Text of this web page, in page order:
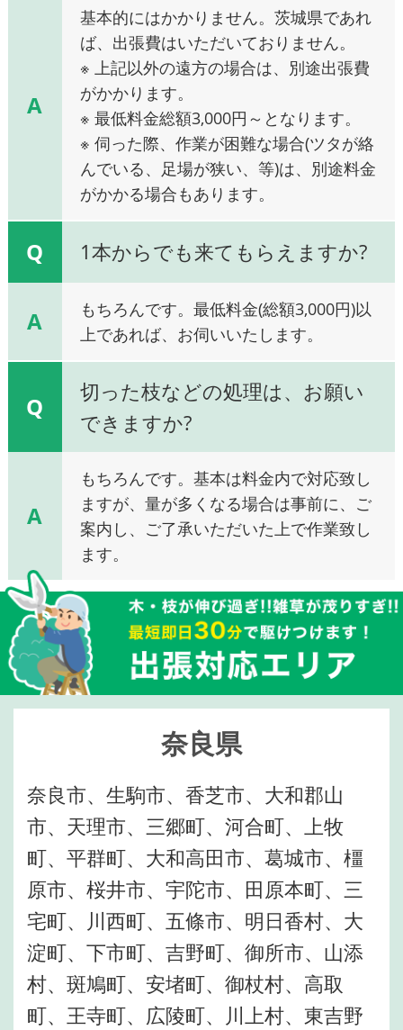
A
基本的にはかかりません。茨城県であれ
ば、出張費はいただいておりません。
※ 上記以外の遠方の場合は、別途出張費
がかかります。
※ 最低料金総額3,000円～となります。
※ 伺った際、作業が困難な場合(ツタが絡
んでいる、足場が狭い、等)は、別途料金
がかかる場合もあります。
Q 1本からでも来てもらえますか?
A
もちろんです。最低料金(総額3,000円)以
上であれば、お伺いいたします。
Q
切った枝などの処理は、お願い
できますか?
A
もちろんです。基本は料金内で対応致し
ますが、量が多くなる場合は事前に、ご
案内し、ご了承いただいた上で作業致し
ます。
奈良県
奈良市、生駒市、香芝市、大和郡山
市、天理市、三郷町、河合町、上牧
町、平群町、大和高田市、葛城市、橿
原市、桜井市、宇陀市、田原本町、三
宅町、川西町、五條市、明日香村、大
淀町、下市町、吉野町、御所市、山添
村、斑鳩町、安堵町、御杖村、高取
町、王寺町、広陵町、川上村、東吉野